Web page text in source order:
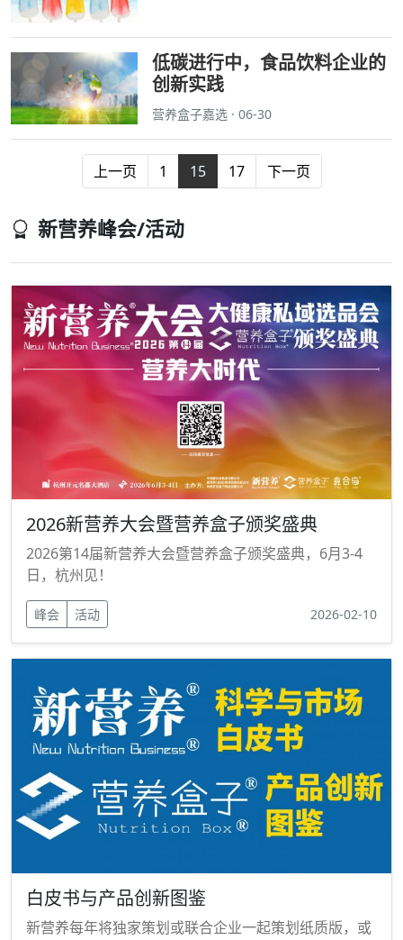
低碳进行中，食品饮料企业的
创新实践
营养盒子嘉选 · 06-30
上一页 1 15 17 下一页
新营养峰会/活动
2026新营养大会暨营养盒子颁奖盛典
2026第14届新营养大会暨营养盒子颁奖盛典，6月3-4
日，杭州见！
峰会 活动 2026-02-10
白皮书与产品创新图鉴
新营养每年将独家策划或联合企业一起策划纸质版，或